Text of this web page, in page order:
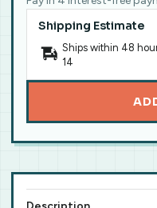
Shipping Estimate
Ships within 48
14